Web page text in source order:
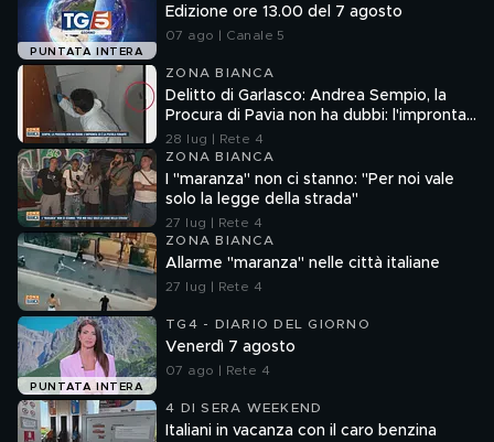
PUNTATA INTERA
Edizione ore 13.00 del 7 agosto
07 ago | Canale 5
ZONA BIANCA
Delitto di Garlasco: Andrea Sempio, la
Procura di Pavia non ha dubbi: l'impronta
33 è la pistola fumante
28 lug | Rete 4
ZONA BIANCA
I "maranza" non ci stanno: "Per noi vale
solo la legge della strada"
27 lug | Rete 4
ZONA BIANCA
Allarme "maranza" nelle città italiane
27 lug | Rete 4
PUNTATA INTERA
TG4 - DIARIO DEL GIORNO
Venerdì 7 agosto
07 ago | Rete 4
4 DI SERA WEEKEND
Italiani in vacanza con il caro benzina